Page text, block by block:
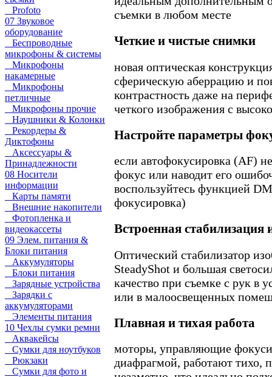
Profoto
07 Звуковое
оборудование
Беспроводные
микрофоны & системы
Микрофоны
накамерные
Микрофоны
петличные
Микрофоны прочие
Наушники & Колонки
Рекордеры &
Диктофоны
Аксессуары &
Принадлежности
08 Носители
информации
Карты памяти
Внешние накопители
Фотопленка и
видеокассеты
09 Элем. питания &
Блоки питания
Аккумуляторы
Блоки питания
Зарядные устройства
Зарядки с
аккумуляторами
Элементы питания
10 Чехлы сумки ремни
Аквакейсы
Сумки для ноутбуков
Рюкзаки
Сумки для фото и
съемки в любом месте
Четкие и чистые снимки
новая оптическая
сферическую аберрацию и
контрастность даже на
четкого изображения с
Настройте параметры
если автофокусировка (AF)
фокус или наводит его
воспользуйтесь функцией
фокусировка)
Встроенная стабилизация
Оптический стабилизатор
SteadyShot и большая
качество при съемке с рук в
или в малоосвещенных
Плавная и тихая работа
моторы, управляющие
диафрагмой, работают тихо,